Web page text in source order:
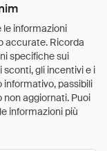
le informazioni
accurate. Ricorda
specifiche sui
sconti, gli incentivi e i
informativo, passibili
aggiornati. Puoi
informazioni più